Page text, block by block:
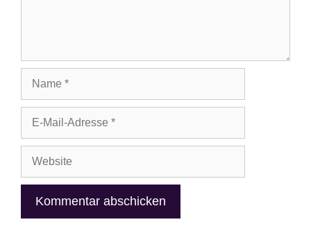
Adresse